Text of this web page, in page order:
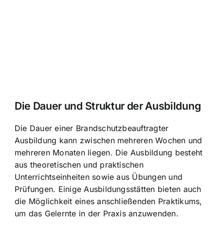
Die Dauer und Struktur der Ausbildung
Die Dauer einer Brandschutzbeauftragter
Ausbildung kann zwischen mehreren Wochen und
mehreren Monaten liegen. Die Ausbildung besteht
aus theoretischen und praktischen
Unterrichtseinheiten sowie aus Übungen und
Prüfungen. Einige Ausbildungsstätten bieten auch
die Möglichkeit eines anschließenden Praktikums,
um das Gelernte in der Praxis anzuwenden.